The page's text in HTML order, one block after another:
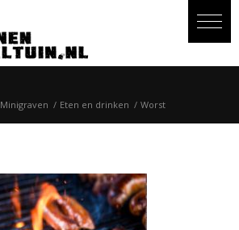
Minigraven / Eten en drinken / Worst